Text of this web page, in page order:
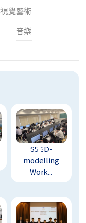
視覺藝術
音樂
S5 3D-
modelling
Work...